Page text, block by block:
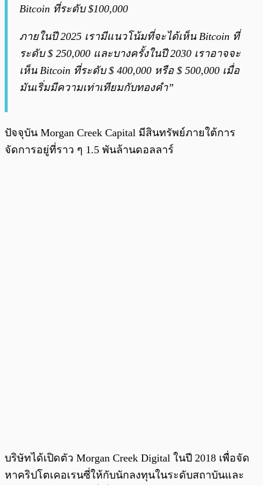
Bitcoin ที่ระดับ $100,000
ภายในปี 2025 เรามีแนวโน้มที่จะได้เห็น Bitcoin ที่
ระดับ $ 250,000 และบางครั้งในปี 2030 เราอาจจะ
เห็น Bitcoin ที่ระดับ $ 400,000 หรือ $ 500,000 เมื่อ
มันเริ่มมีความเท่าเทียมกับทองคำ”
ปัจจุบัน Morgan Creek Capital มีสินทรัพย์ภายใต้การ
จัดการอยู่ที่ราว ๆ 1.5 พันล้านดอลลาร์
บริษัทได้เปิดตัว Morgan Creek Digital ในปี 2018 เพื่อจัด
หาคริปโตเคอเรนซี่ให้กับนักลงทุนในระดับสถาบันและ